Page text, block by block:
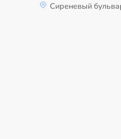
Сиреневый